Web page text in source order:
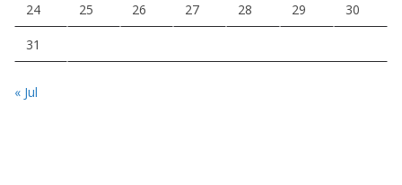
24 25 26 27 28 29 30
31
« Jul